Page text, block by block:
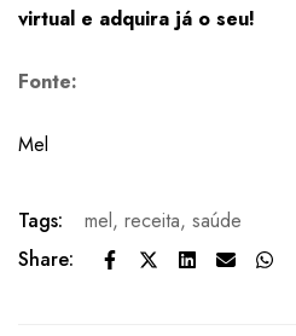
virtual e adquira já o seu!
Fonte:
Mel
Tags: mel, receita, saúde
Share: